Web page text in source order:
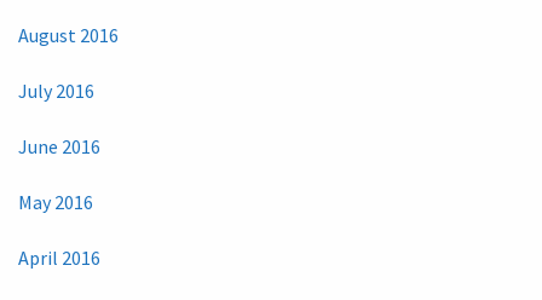
August 2016
July 2016
June 2016
May 2016
April 2016